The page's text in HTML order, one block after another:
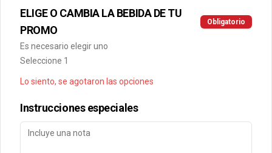
Política de privacidad
Redes sociales
Facebook
Mi cuenta
ELIGE O CAMBIA LA BEBIDA DE TU
PROMO
Obligatorio
Es necesario elegir uno
Seleccione 1
Lo siento, se agotaron las opciones
Instrucciones especiales